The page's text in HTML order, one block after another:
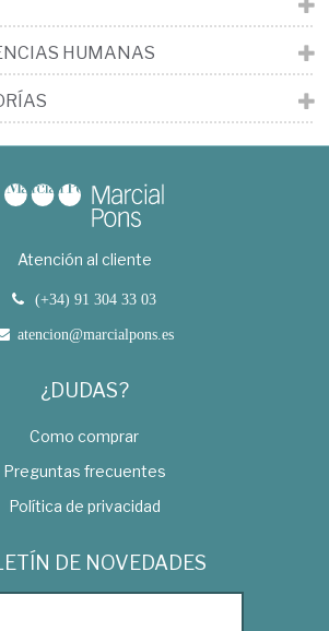
HUMANAS
Atención al cliente
(+34) 91 304 33 03
atencion@marcialpons.es
¿DUDAS?
Como comprar
Preguntas frecuentes
Política de privacidad
DE NOVEDADES